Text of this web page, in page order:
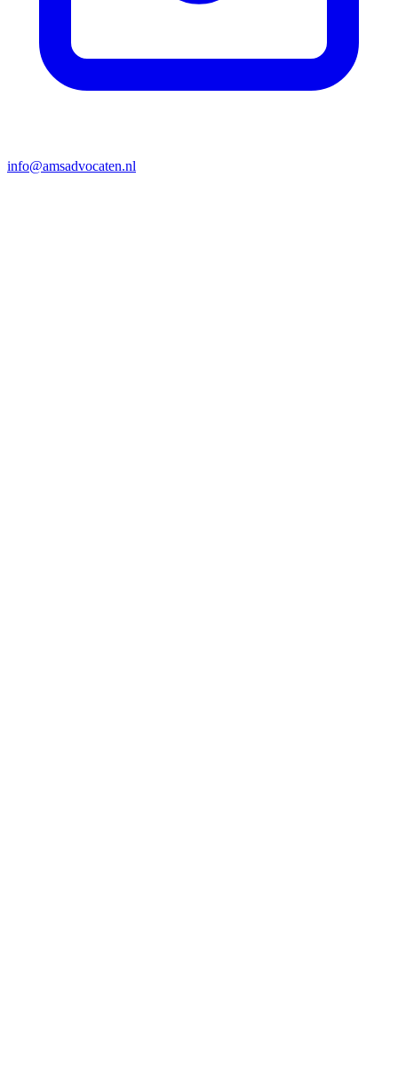
info@amsadvocaten.nl